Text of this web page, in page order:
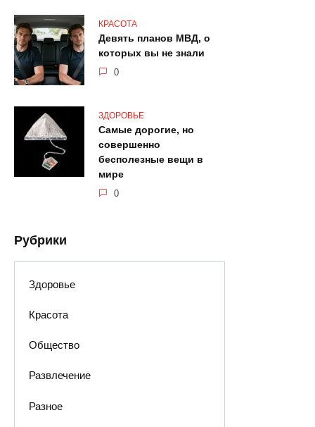
КРАСОТА
Девять планов МВД, о
которых вы не знали
0
ЗДОРОВЬЕ
Самые дорогие, но
совершенно
бесполезные вещи в
мире
0
Рубрики
Здоровье
Красота
Общество
Развлечение
Разное